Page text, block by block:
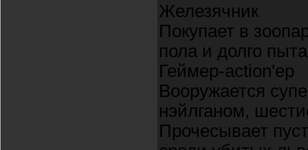
Железячник
Покупает в
пола и долго
Геймер-action'ер
Вооружается
нэйлганом,
Прочесывает